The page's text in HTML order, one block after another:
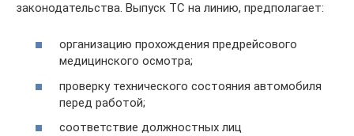
законодательства. Выпуск ТС на линию, предполагает:
организацию прохождения предрейсового
медицинского осмотра;
проверку технического состояния автомобиля
перед работой;
соответствие должностных лиц